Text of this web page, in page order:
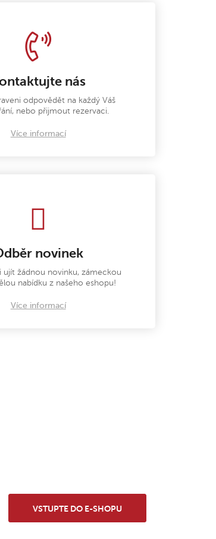
nás
odpovědět na každý Váš
nebo přijmout rezervaci.
Více informací
novinek
ujít žádnou novinku, zámeckou
nabídku z našeho eshopu!
Více informací
VSTUPTE DO E-SHOPU